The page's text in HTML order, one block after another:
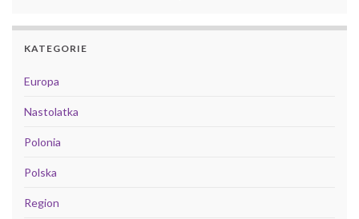
KATEGORIE
Europa
Nastolatka
Polonia
Polska
Region